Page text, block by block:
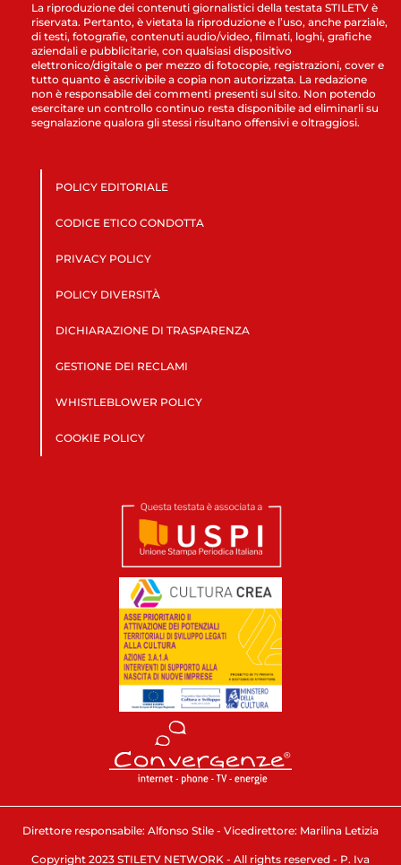
La riproduzione dei contenuti giornalistici della testata STILETV è
riservata. Pertanto, è vietata la riproduzione e l’uso, anche parziale,
di testi, fotografie, contenuti audio/video, filmati, loghi, grafiche
aziendali e pubblicitarie, con qualsiasi dispositivo
elettronico/digitale o per mezzo di fotocopie, registrazioni, cover e
tutto quanto è ascrivibile a copia non autorizzata. La redazione
non è responsabile dei commenti presenti sul sito. Non potendo
esercitare un controllo continuo resta disponibile ad eliminarli su
segnalazione qualora gli stessi risultano offensivi e oltraggiosi.
POLICY EDITORIALE
CODICE ETICO CONDOTTA
PRIVACY POLICY
POLICY DIVERSITÀ
DICHIARAZIONE DI TRASPARENZA
GESTIONE DEI RECLAMI
WHISTLEBLOWER POLICY
COOKIE POLICY
Direttore responsabile: Alfonso Stile - Vicedirettore: Marilina Letizia
Copyright 2023 STILETV NETWORK - All rights reserved - P. Iva